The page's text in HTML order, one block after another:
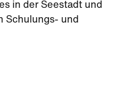
in der Seestadt und
Schulungs- und